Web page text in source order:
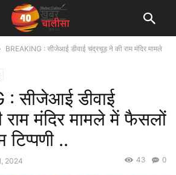
BREAKING : सीजेआई डीवाई चंद्रचूड़ ने की राम मंदिर मामले
: सीजेआई डीवाई
मंदिर मामले में फैसलों
..
2024 0
43